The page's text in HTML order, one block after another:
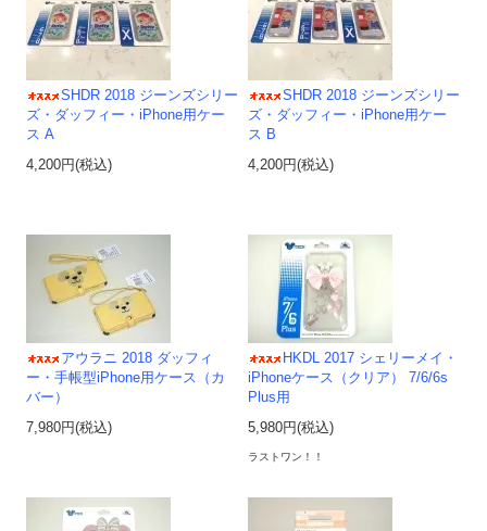
SHDR 2018 ジーンズシリー
ズ・ダッフィー・iPhone用ケー
ス A
4,200円(税込)
SHDR 2018 ジーンズシリー
ズ・ダッフィー・iPhone用ケー
ス B
4,200円(税込)
アウラニ 2018 ダッフィ
ー・手帳型iPhone用ケース（カ
バー）
7,980円(税込)
HKDL 2017 シェリーメイ・
iPhoneケース（クリア） 7/6/6s
Plus用
5,980円(税込)
ラストワン！！